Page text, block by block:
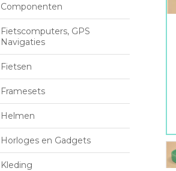
Componenten
Fietscomputers, GPS
Navigaties
Fietsen
Framesets
Helmen
Horloges en Gadgets
Kleding